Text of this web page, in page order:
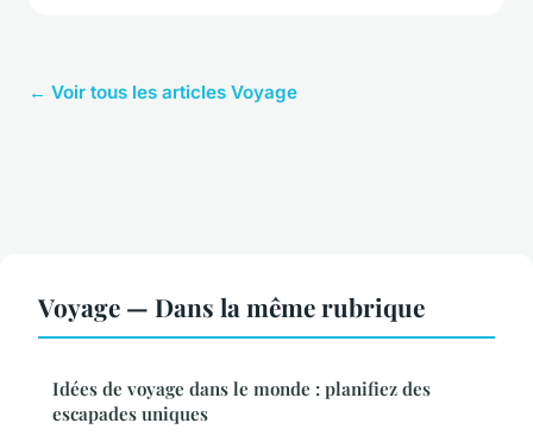
← Voir tous les articles Voyage
Voyage — Dans la même rubrique
Idées de voyage dans le monde : planifiez des
escapades uniques